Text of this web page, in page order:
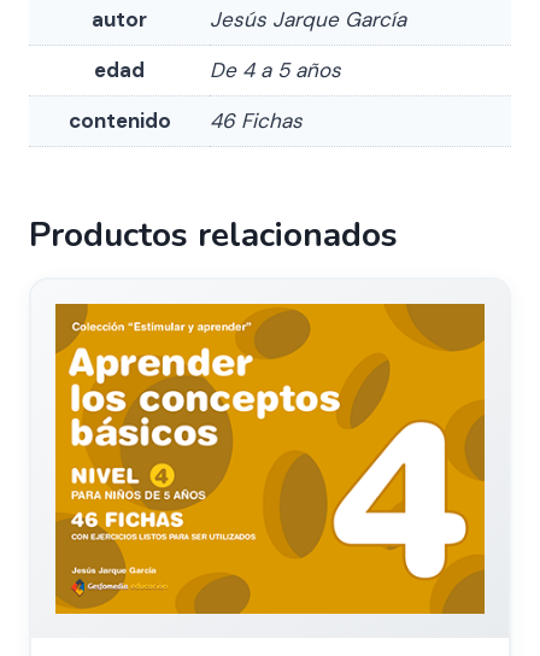
autor
Jesús Jarque García
edad
De 4 a 5 años
contenido
46 Fichas
Productos relacionados